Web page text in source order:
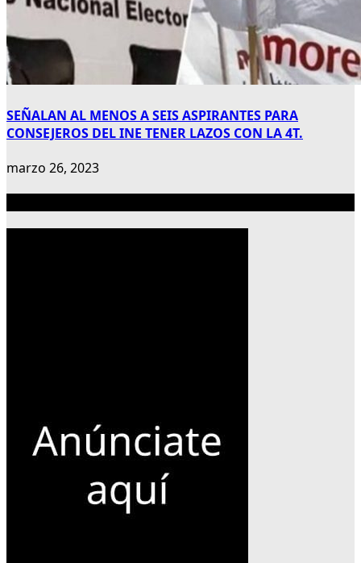
SEÑALAN AL MENOS A SEIS ASPIRANTES PARA
CONSEJEROS DEL INE TENER LAZOS CON LA 4T.
marzo 26, 2023